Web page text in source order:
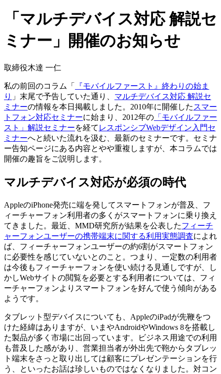
「マルチデバイス対応 解説セ
ミナー」開催のお知らせ
取締役木達 一仁
私の前回のコラム「
『モバイルファースト』終わりの始ま
り 」末尾で予告していた通り、 マルチデバイス対応 解説セ
ミナーの情報を本日掲載しました。2010年に開催した スマー
トフォン対応セミナーに始まり、2012年の 「モバイルファー
スト」解説セミナーを経て レスポンシブWebデザイン入門セ
ミナーへと続いた流れを汲む、最新のセミナーです。セミナ
ー告知ページにある内容とやや重複しますが、本コラムでは
開催の趣旨をご説明します。
マルチデバイス対応が必須の時代
AppleのiPhone発売に端を発してスマートフォンが普及、フ
ィーチャーフォン利用者の多くがスマートフォンに乗り換え
てきました。最近、MMD研究所が結果を公表したフィーチ
ャーフォンユーザーの携帯端末に関する利用実態調査によれ
ば、フィーチャーフォンユーザーの約6割がスマートフォン
に必要性を感じていないとのこと。つまり、一定数の利用者
は今後もフィーチャーフォンを使い続ける見通しですが、し
かしWebサイトの閲覧を必要とする利用者については、フィ
ーチャーフォンよりスマートフォンを好んで使う傾向がある
ようです。
タブレット型デバイスについても、AppleのiPadが先鞭をつ
けた経緯はありますが、いまやAndroidやWindows 8を搭載し
た製品が多く市場に出回っています。ビジネス用途での利用
も普及した感があり、営業担当者が外出先で鞄からタブレッ
ト端末をさっと取り出しては顧客にプレゼンテーションを行
う、といったお話は珍しいものではなくなりました。対コン